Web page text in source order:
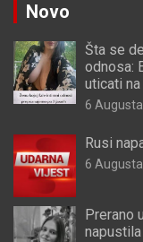
Novo
Šta se
odnosa:
uticati
6
Rusi
6
Prerano